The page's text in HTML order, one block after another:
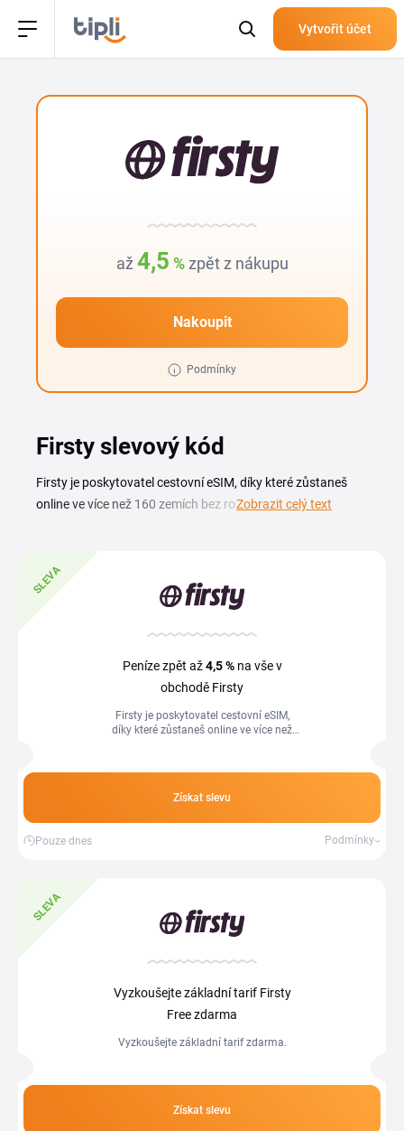
Vytvořit účet
až 4,5 % zpět z nákupu
Nakoupit
Podmínky
Firsty slevový kód
Firsty je poskytovatel cestovní eSIM, díky které zůstaneš
online ve více než 160 zemích bez roamingových poplatků a
výhodněji, od bezplatného základního tarifu Firsty Free až
po placené denní a měsíční plány s vyšší rychlostí. Na této
stránce najdeš aktuální slevový kupón Firsty, promo kódy i
akce na datové tarify. Stačí si vybrat plán podle délky cesty,
žádné papírování ani dlouhé závazky.
Zobrazit celý text
SLEVA
Peníze zpět až4,5 %na vše v
obchodě Firsty
Firsty je poskytovatel cestovní eSIM,
díky které zůstaneš online ve více než
Získat slevu
Pouze dnes Podmínky
SLEVA
Vyzkoušejte základní tarif Firsty
Free zdarma
Vyzkoušejte základní tarif zdarma.
Získat slevu